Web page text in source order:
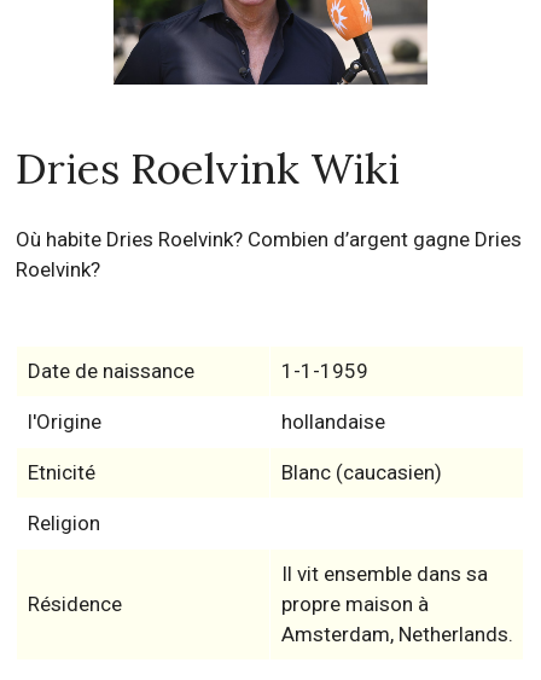
Dries Roelvink Wiki
Où habite Dries Roelvink? Combien d’argent gagne Dries
Roelvink?
Date de naissance 1-1-1959
l'Origine hollandaise
Etnicité Blanc (caucasien)
Religion
Résidence
Il vit ensemble dans sa
propre maison à
Amsterdam, Netherlands.